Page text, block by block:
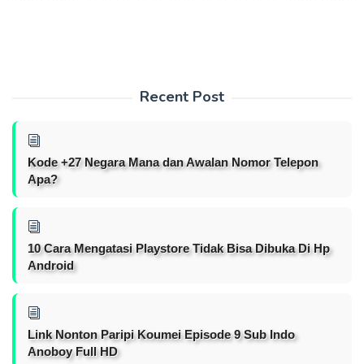
Recent Post
Kode +27 Negara Mana dan Awalan Nomor Telepon
Apa?
10 Cara Mengatasi Playstore Tidak Bisa Dibuka Di Hp
Android
Link Nonton Paripi Koumei Episode 9 Sub Indo
Anoboy Full HD